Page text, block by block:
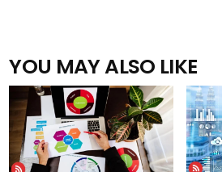
YOU MAY ALSO LIKE